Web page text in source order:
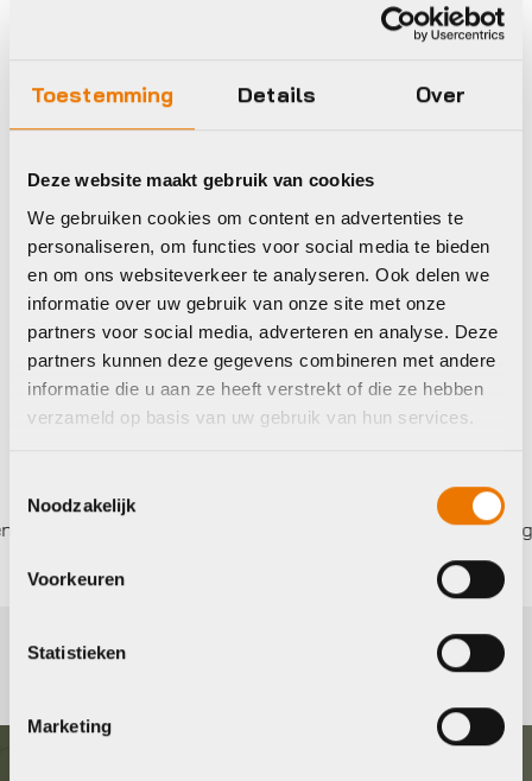
Toestemming Details Over
Deze website maakt gebruik van cookies
We gebruiken cookies om content en advertenties te
personaliseren, om functies voor social media te bieden
en om ons websiteverkeer te analyseren. Ook delen we
informatie over uw gebruik van onze site met onze
partners voor social media, adverteren en analyse. Deze
partners kunnen deze gegevens combineren met andere
informatie die u aan ze heeft verstrekt of die ze hebben
verzameld op basis van uw gebruik van hun services.
Noodzakelijk
Voorkeuren
Statistieken
Marketing
Op voorraad in winkel
met gecertificeerd personeel Bezorgd